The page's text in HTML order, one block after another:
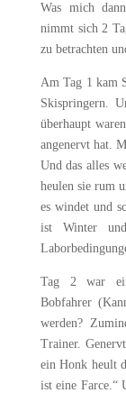
Was mich
nimmt sich 2
zu betrachten
Am Tag 1 kam
Skispringern.
überhaupt
angenervt hat.
Und das alles
heulen sie rum
es windet und
ist Winter
Tag 2 war
Bobfahrer
werden?
Trainer.
ein Honk heult
ist eine Farce.“